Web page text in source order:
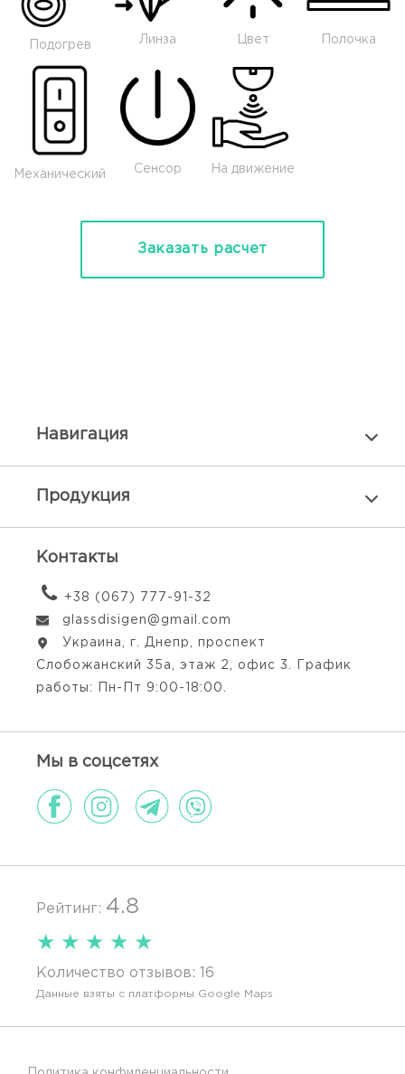
Подогрев
Линза Цвет Полочка
Механический
Сенсор На движение
Заказать расчет
Навигация
Продукция
Контакты
+38 (067) 777-91-32
glassdisigen@gmail.com
Украина, г. Днепр, проспект
Слобожанский 35а, этаж 2, офис 3. График
работы: Пн-Пт 9:00-18:00.
Мы в соцсетях
Рейтинг: 4.8
★ ★ ★ ★ ★
Количество отзывов: 16
Данные взяты с платформы Google Maps